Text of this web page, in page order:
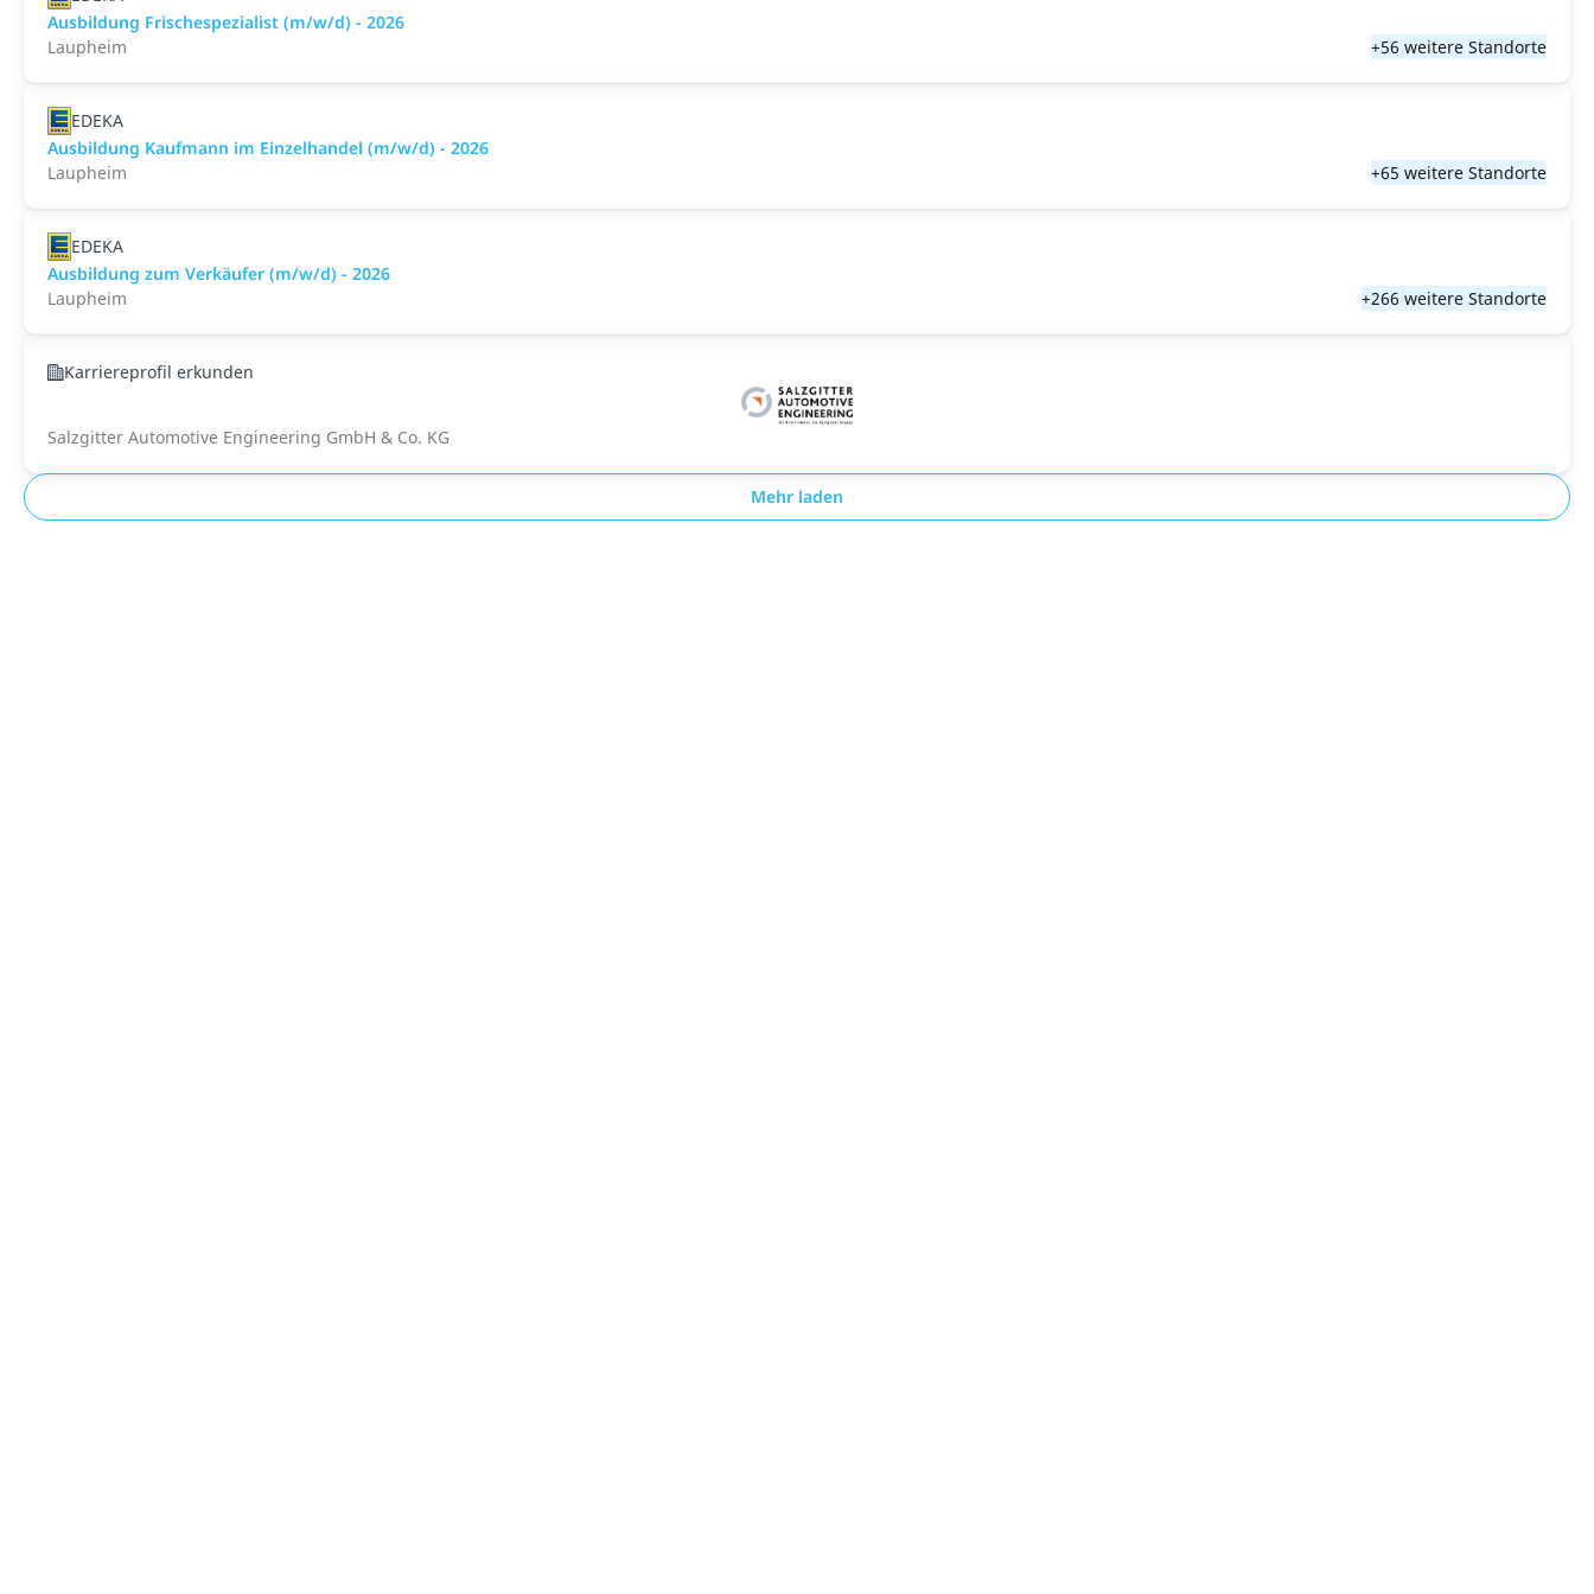
Ausbildung Frischespezialist (m/w/d) - 2026
Laupheim
+56 weitere Standorte
EDEKA
Ausbildung Kaufmann im Einzelhandel (m/w/d) - 2026
Laupheim
+65 weitere Standorte
EDEKA
Ausbildung zum Verkäufer (m/w/d) - 2026
Laupheim
+266 weitere Standorte
Karriereprofil erkunden
Salzgitter Automotive Engineering GmbH & Co. KG
Mehr laden